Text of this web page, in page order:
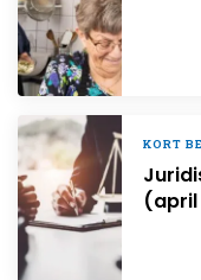
KORT
(april